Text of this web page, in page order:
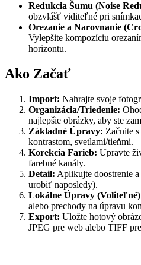
Redukcia Šumu (Noise
obzvlášť viditeľné pri
Orezanie a Narovnanie
Vylepšite kompozíciu
horizontu.
Ako Začať
Import: Nahrajte svoje
Organizácia/Triedenie:
najlepšie obrázky, aby ste
Základné Úpravy: Začnite
kontrastom, svetlami/tieňmi.
Korekcia Farieb: Upravte
farebné kanály.
Detail: Aplikujte doostrenie
urobiť naposledy).
Lokálne Úpravy
alebo prechody na úpravu
Export: Uložte hotový
JPEG pre web alebo TIFF